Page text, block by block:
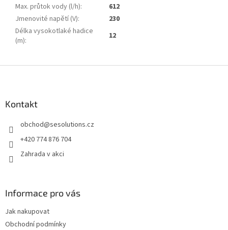
Max. průtok vody (l/h):
612
Jmenovité napětí (V):
230
Délka vysokotlaké hadice
(m): 12
Kontakt
obchod@sesolutions.cz
+420 774 876 704
Zahrada v akci
Informace pro vás
Jak nakupovat
Obchodní podmínky